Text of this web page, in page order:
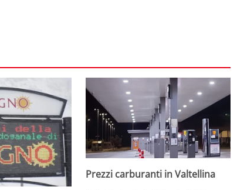
Prezzi carburanti in Valtellina